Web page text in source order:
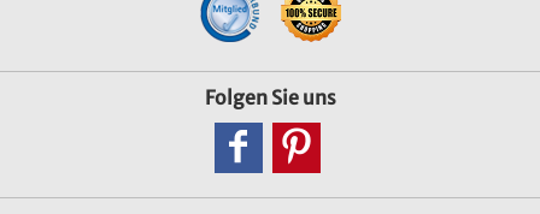
Folgen Sie uns